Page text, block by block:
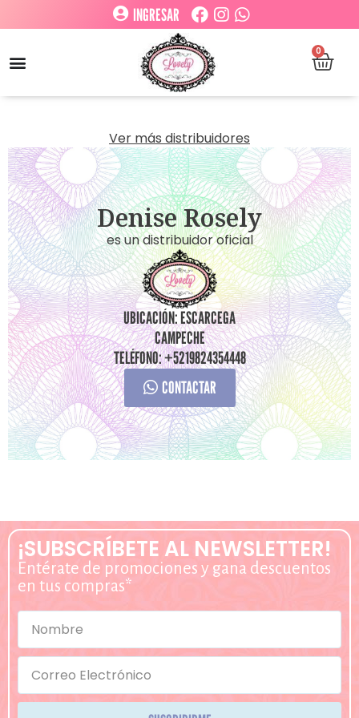
INGRESAR
0
Ver más distribuidores
Denise Rosely
es un distribuidor oficial
UBICACIÓN: ESCARCEGA
CAMPECHE
TELÉFONO: +5219824354448
CONTACTAR
¡SUBSCRÍBETE AL NEWSLETTER!
Entérate de promociones y gana descuentos
en tus compras*